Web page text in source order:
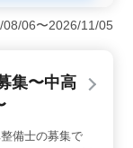
ト・派遣社
収300〜400万
給され、休日
。年間休日
車整備経験
06〜2026/11/05
集〜中高
備士の募集で